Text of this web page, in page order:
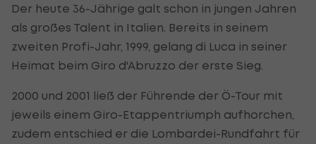
Der heute 36-Jährige galt schon in jungen Jahren
als großes Talent in Italien. Bereits in seinem
zweiten Profi-Jahr, 1999, gelang di Luca in seiner
Heimat beim Giro d'Abruzzo der erste Sieg.
2000 und 2001 ließ der Führende der Ö-Tour mit
jeweils einem Giro-Etappentriumph aufhorchen,
zudem entschied er die Lombardei-Rundfahrt für